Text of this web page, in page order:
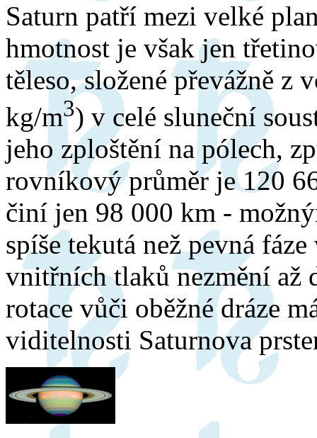
Saturn patří mezi velké
hmotnost je však jen
těleso, složené převážně z
kg/m3) v celé sluneční
jeho zploštění na pólech,
rovníkový průměr je 120
činí jen 98 000 km -
spíše tekutá než pevná
vnitřních tlaků nezmění až
rotace vůči oběžné dráze
viditelnosti Saturnova